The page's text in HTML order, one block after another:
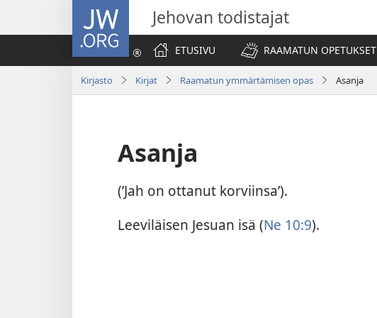
JW.ORG Jehovan todistajat
ETUSIVU
RAAMATUN OPETUKSET
Kirjasto Kirjat Raamatun ymmärtämisen opas Asanja
Asanja
(’Jah on ottanut korviinsa’).
Leeviläisen Jesuan isä (Ne 10:9).